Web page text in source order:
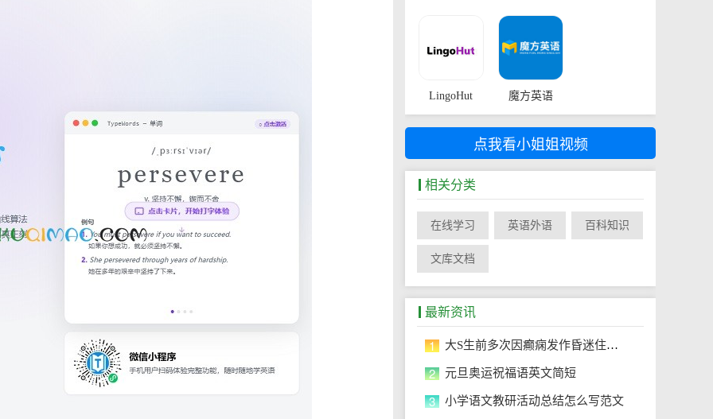
LingoHut 魔方英语
点我看小姐姐视频
相关分类
在线学习 英语外语 百科知识
文库文档
最新资讯
1 大S生前多次因癫痫发作昏迷住院 生
2 元旦奥运祝福语英文简短
3 小学语文教研活动总结怎么写范文